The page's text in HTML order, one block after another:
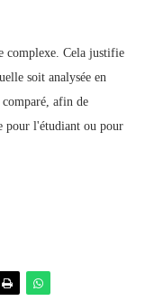
complexe. Cela justifie
soit analysée en
afin de
pour l'étudiant ou pour